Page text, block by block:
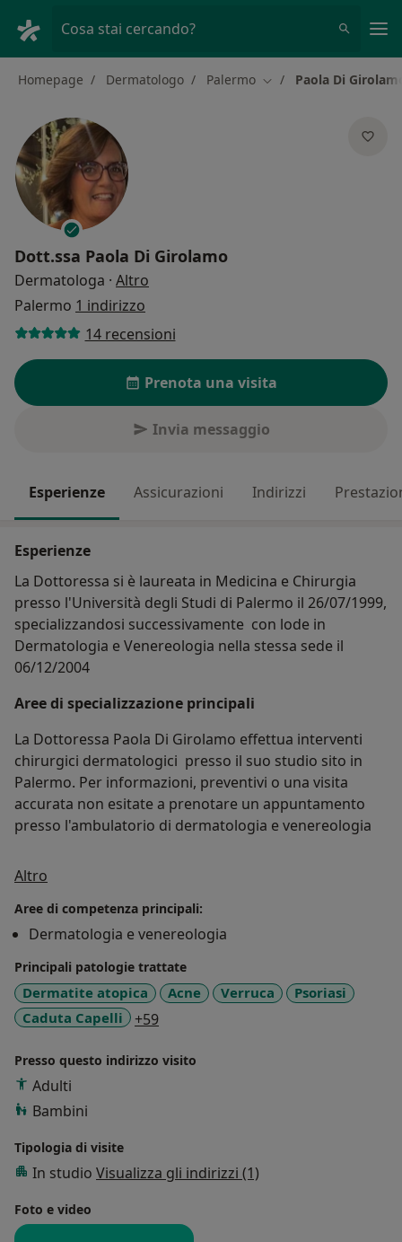
Cosa stai cercando?
Homepage Dermatologo Palermo Cambia città
Paola Di
Dott.ssa Paola Di Girolamo
Dermatologa · Altro
Palermo 1 indirizzo
14 recensioni
Prenota una visita
Invia messaggio
Esperienze Assicurazioni Indirizzi
Esperienze
La Dottoressa si è laureata in Medicina e Chirurgia
presso l'Università degli Studi di Palermo il 26/07/1999,
specializzandosi successivamente con lode in
Dermatologia e Venereologia nella stessa sede il
06/12/2004
Aree di specializzazione principali
La Dottoressa Paola Di Girolamo effettua interventi
chirurgici dermatologici presso il suo studio sito in
Palermo. Per informazioni, preventivi o una visita
accurata non esitate a prenotare un appuntamento
presso l'ambulatorio di dermatologia e venereologia
Altro
Aree di competenza principali:
Dermatologia e venereologia
Principali patologie trattate
Dermatite atopica Acne Verruca
Psoriasi
Caduta Capelli
+59a11y_sr_more_diseases
Presso questo indirizzo visito
Adulti
Bambini
Tipologia di visite
In studio Visualizza gli indirizzi (1)
Foto e video